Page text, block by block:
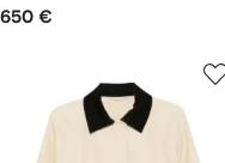
650 €